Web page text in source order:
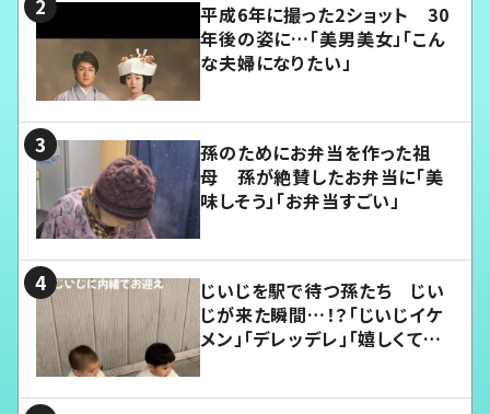
平成6年に撮った2ショット 30
年後の姿に…「美男美女」「こん
な夫婦になりたい」
孫のためにお弁当を作った祖
母 孫が絶賛したお弁当に「美
味しそう」「お弁当すごい」
じいじを駅で待つ孫たち じい
じが来た瞬間…！？「じいじイケ
メン」「デレッデレ」「嬉しくて可